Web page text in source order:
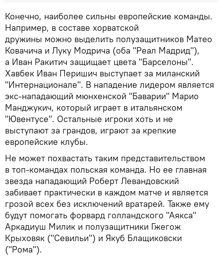
Конечно, наиболее сильны европейские команды.
Например, в составе хорватской
дружины можно выделить полузащитников Матео
Ковачича и Луку Модрича (оба "Реал Мадрид"),
а Иван Ракитич защищает цвета "Барселоны".
Хавбек Иван Перишич выступает за миланский
"Интернационале". В нападение лидером является
экс-нападающий мюнхенской "Баварии" Марио
Манджукич, который играет в итальянском
"Ювентусе". Остальные игроки хоть и не
выступают за грандов, играют за крепкие
европейские клубы.
Не может похвастать таким представительством
в топ-командах польская команда. Но ее главная
звезда нападающий Роберт Левандовский
забивает практически в каждом матче и является
грозой всех без исключений вратарей. Также ему
будут помогать форвард голландского "Аякса"
Аркадиуш Милик и полузащитники Гжегож
Крыховяк ("Севильи") и Якуб Блащиковски
("Рома").